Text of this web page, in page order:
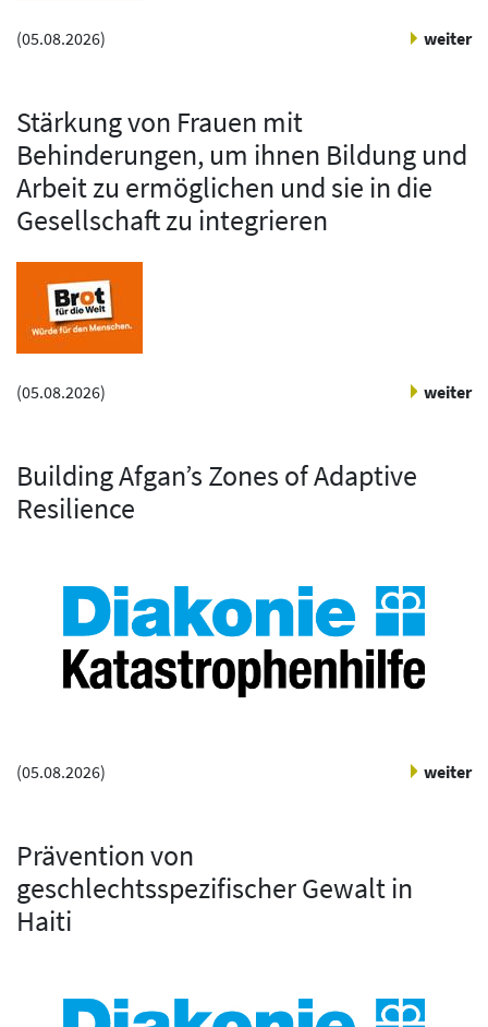
(05.08.2026) weiter
Stärkung von Frauen mit
Behinderungen, um ihnen Bildung und
Arbeit zu ermöglichen und sie in die
Gesellschaft zu integrieren
(05.08.2026) weiter
Building Afgan’s Zones of Adaptive
Resilience
(05.08.2026) weiter
Prävention von
geschlechtsspezifischer Gewalt in
Haiti